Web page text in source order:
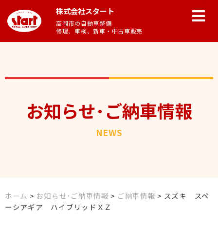
株式会社スタート
高岡市の自動車整備
修理、車検、新車・中古車販売
お知らせ･ご納車情報
NEWS
ホーム > お知らせ･ご納車情報 > ご納車情報 > スズキ スペ
ーシアギア ハイブリッドＸＺ